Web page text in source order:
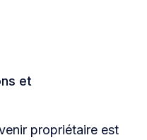
et
propriétaire est